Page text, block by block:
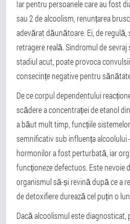
Iar pentru persoanele care au fost
sau 2 de alcoolism, renunțarea
adevărat dăunătoare. Ei, de
retragere reală. Sindromul de
stadiul acut, poate provoca
consecințe negative pentru
De ce corpul dependentului
scădere a concentrației de etanol
a băut mult timp, funcțiile
semnificativ sub influența alcoolului
hormonilor a fost perturbată, iar
funcționeze defectuos. Este nevoie
organismul să-și revină după ce a
de detoxifiere durează cel puțin o
Dacă alcoolismul este diagnosticat,